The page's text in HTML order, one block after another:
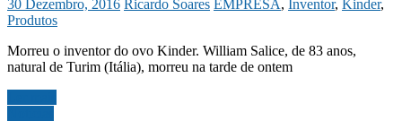
30 Dezembro, 2016 Ricardo Soares EMPRESA, Inventor, Kinder,
Produtos
Morreu o inventor do ovo Kinder. William Salice, de 83 anos,
natural de Turim (Itália), morreu na tarde de ontem